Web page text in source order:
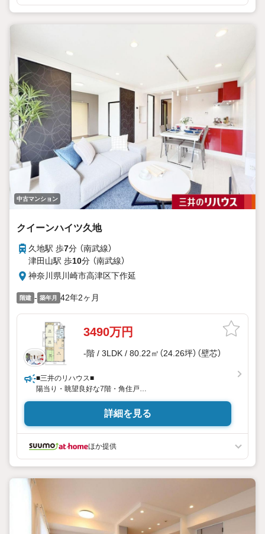
中古マンション
クイーンハイツ久地
久地駅 歩7分 （南武線）
津田山駅 歩10分 （南武線）
神奈川県川崎市高津区下作延
階建 - 築年月 42年2ヶ月
3490万円
-階 / 3LDK / 80.22㎡（24.26坪）（壁芯）
■三井のリハウス■
陽当り・眺望良好な7階・角住戸
ペット飼育可(細則有)
詳細を見る
ほか提供